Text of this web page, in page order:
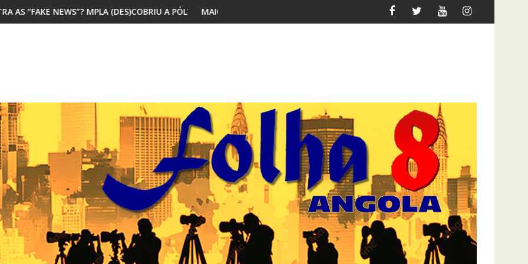
A PÓLVORAMAIORIA DOS JOVENS AFRICANOS QUER MIGRAR ATAQUE À UNITEL AINDA AFECTA A VIDA DOS